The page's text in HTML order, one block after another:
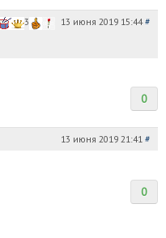
13 июня 2019 15:44#
3
0
13 июня 2019 21:41 #
0